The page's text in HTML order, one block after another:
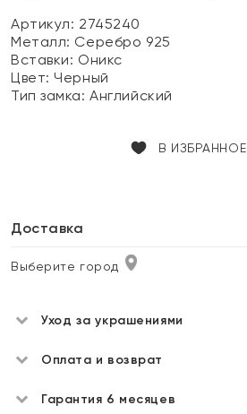
Артикул: 2745240
Металл: Серебро 925
Вставки: Оникс
Цвет:Черный
Тип замка:Английский
В ИЗБРАННОЕ
Доставка
Выберите город
Уход за украшениями
Оплата и возврат
Гарантия 6 месяцев